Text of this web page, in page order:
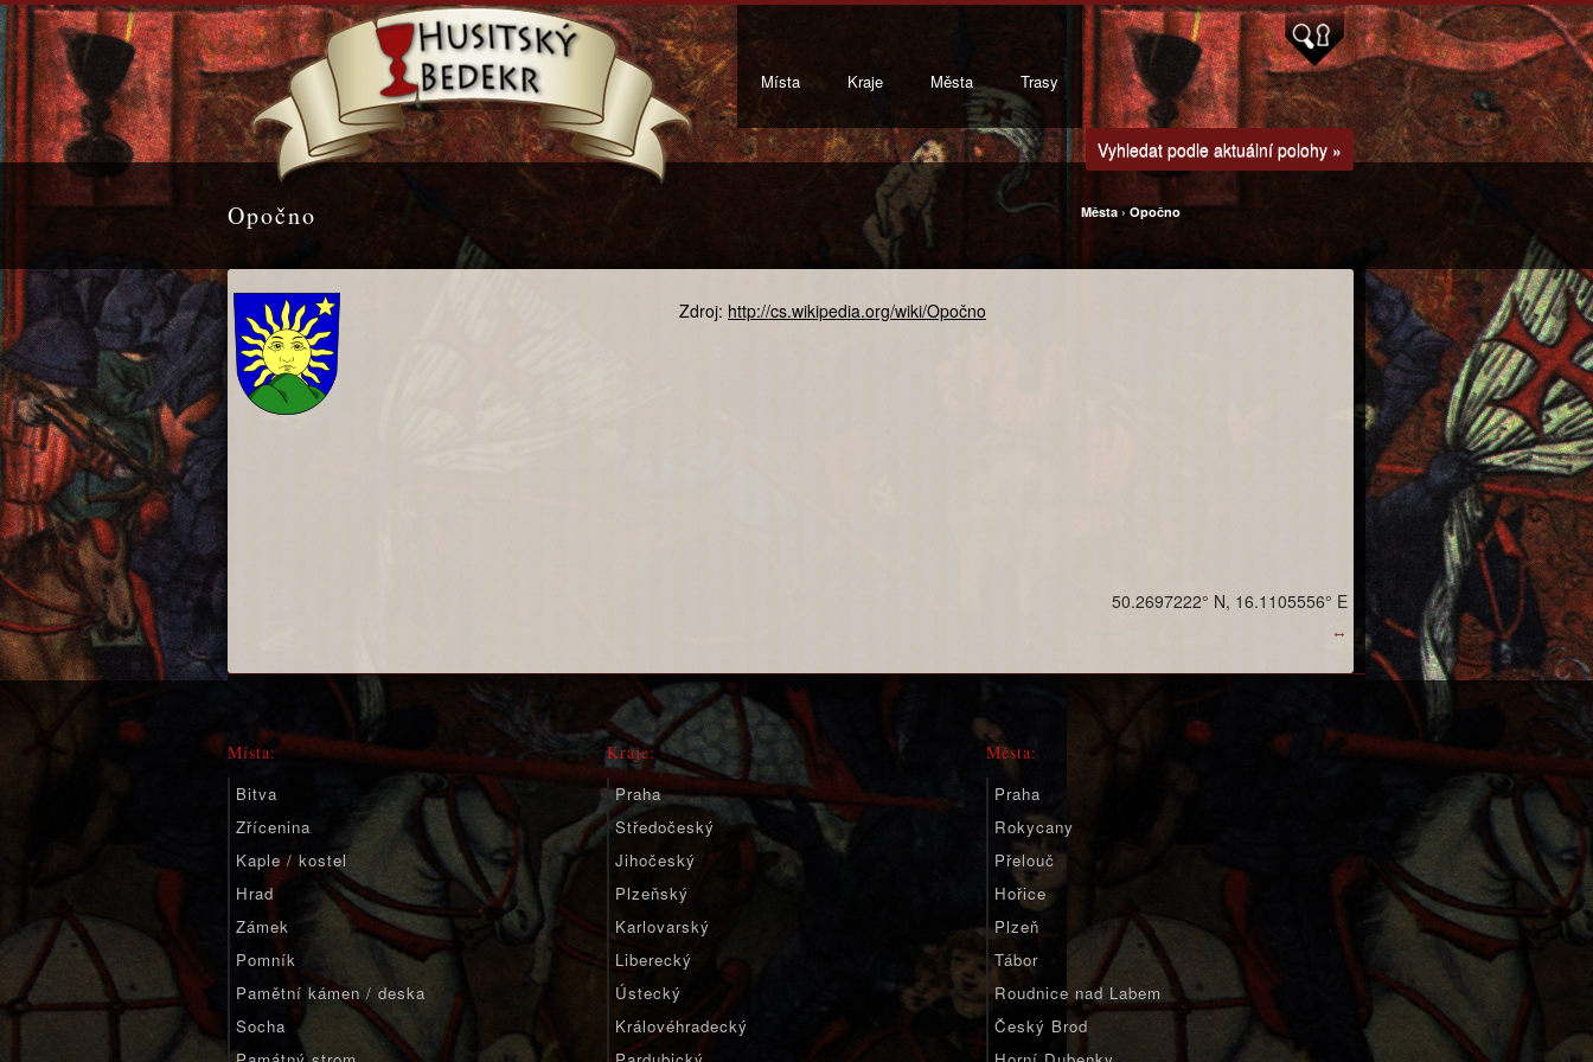
Místa Kraje Města Trasy
Vyhledat podle aktuální polohy »
Opočno Města ›Opočno
Zdroj: http://cs.wikipedia.org/wiki/Opočno
↔
50.2697222° N, 16.1105556° E
Místa:
Bitva
Zřícenina
Kaple / kostel
Hrad
Zámek
Pomník
Pamětní kámen / deska
Socha
Kraje:
Praha
Středočeský
Jihočeský
Plzeňský
Karlovarský
Liberecký
Ústecký
Královéhradecký
Města:
Praha
Rokycany
Přelouč
Hořice
Plzeň
Tábor
Roudnice nad Labem
Český Brod